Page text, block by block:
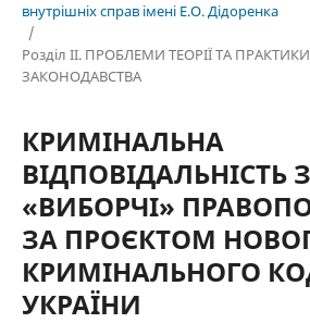
внутрішніх справ імені Е.О. Дідоренка
/
Розділ II. ПРОБЛЕМИ ТЕОРІЇ ТА
ЗАКОНОДАВСТВА
КРИМІНАЛЬНА
ВІДПОВІДАЛЬНІСТЬ
«ВИБОРЧІ»
ЗА ПРОЄКТОМ
КРИМІНАЛЬНОГО
УКРАЇНИ